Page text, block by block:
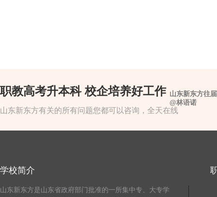
职教高考升本科 校企培养好工作
山东新东方有关的所有问题您都可以咨询，全天在线
山东新东方往
@林语诺
学校简介
山东新东方是山东省政府部门批准的一所集中专、大专学